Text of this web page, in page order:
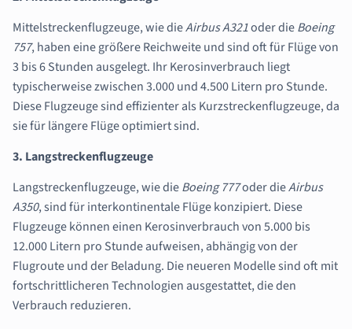
Mittelstreckenflugzeuge, wie dieAirbus A321oder dieBoeing
757, haben eine größere Reichweite und sind oft für Flüge von
3 bis 6 Stunden ausgelegt. Ihr Kerosinverbrauch liegt
typischerweise zwischen 3.000 und 4.500 Litern pro Stunde.
Diese Flugzeuge sind effizienter als Kurzstreckenflugzeuge, da
sie für längere Flüge optimiert sind.
3. Langstreckenflugzeuge
Langstreckenflugzeuge, wie dieBoeing 777oder dieAirbus
A350, sind für interkontinentale Flüge konzipiert. Diese
Flugzeuge können einen Kerosinverbrauch von 5.000 bis
12.000 Litern pro Stunde aufweisen, abhängig von der
Flugroute und der Beladung. Die neueren Modelle sind oft mit
fortschrittlicheren Technologien ausgestattet, die den
Verbrauch reduzieren.